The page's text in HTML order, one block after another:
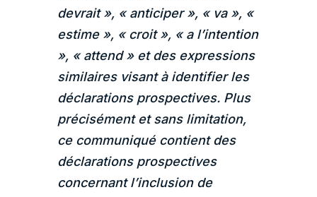
devrait », « anticiper », « va », «
estime », « croit », « a l’intention
», « attend » et des expressions
similaires visant à identifier les
déclarations prospectives. Plus
précisément et sans limitation,
ce communiqué contient des
déclarations prospectives
concernant l’inclusion de